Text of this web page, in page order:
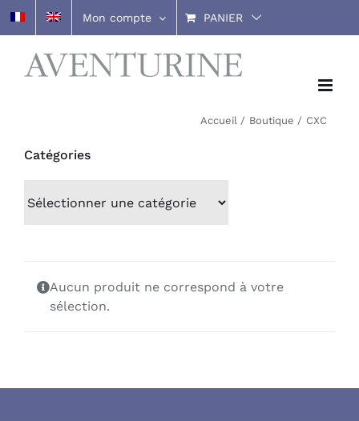
Passer
au
contenu
Mon compte PANIER
Accueil Boutique CXC
Aucun produit ne correspond à votre
sélection.
Catégories